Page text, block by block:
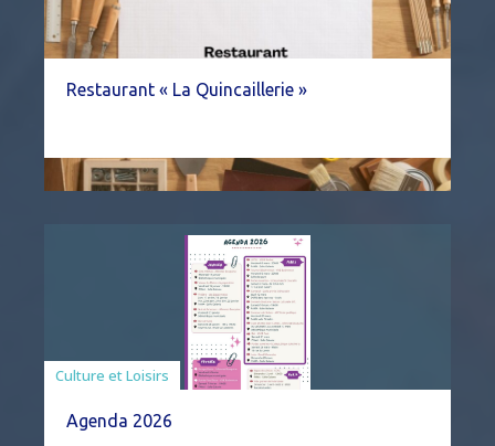
Restaurant « La Quincaillerie »
Associations
Culture et Loisirs
Agenda 2026